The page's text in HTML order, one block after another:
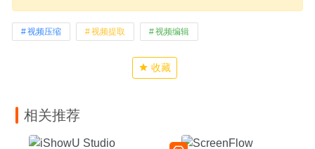
视频压缩 视频提取 视频编辑
收藏
相关推荐